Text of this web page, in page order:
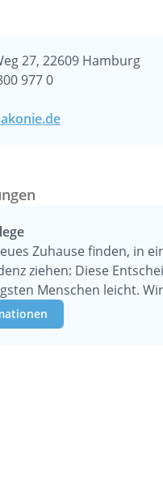
27, 22609 Hamburg
977 0
Zuhause finden, in
ziehen: Diese
Menschen leicht.
Vorstellungen in den
sorgen so dafür, dass